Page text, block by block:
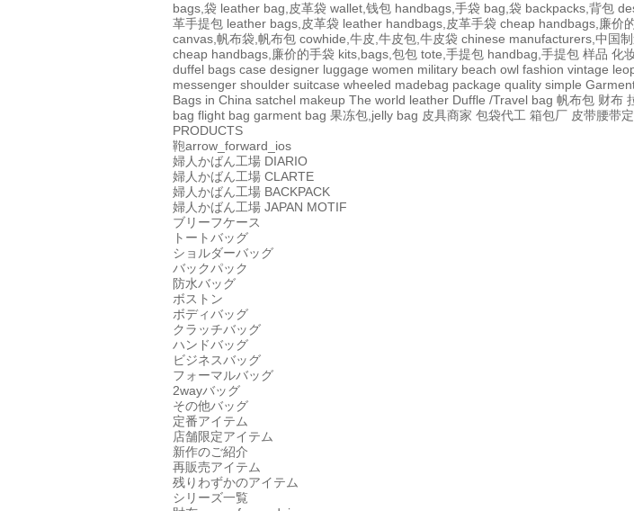
bags,袋 leather bag,皮革袋 wallet,钱包 handbags,手袋 bag,袋 backpacks,背包
革手提包 leather bags,皮革袋 leather handbags,皮革手袋 cheap handbags,廉价
canvas,帆布袋,帆布包 cowhide,牛皮,牛皮包,牛皮袋 chinese manufacturers,中国
cheap handbags,廉价的手袋 kits,bags,包包 tote,手提包 handbag,手提包 样品 化
duffel bags case designer luggage women military beach owl fashion vintage
messenger shoulder suitcase wheeled madebag package quality simple
Bags in China satchel makeup The world leather Duffle /Travel bag 帆布包 财布
bag flight bag garment bag 果冻包,jelly bag 皮具商家 包袋代工 箱包厂 皮带腰带
PRODUCTS
鞄arrow_forward_ios
婦人かばん工場 DIARIO
婦人かばん工場 CLARTE
婦人かばん工場 BACKPACK
婦人かばん工場 JAPAN MOTIF
ブリーフケース
トートバッグ
ショルダーバッグ
バックパック
防水バッグ
ボストン
ボディバッグ
クラッチバッグ
ハンドバッグ
ビジネスバッグ
フォーマルバッグ
2wayバッグ
その他バッグ
定番アイテム
店舗限定アイテム
新作のご紹介
再販売アイテム
残りわずかのアイテム
シリーズ一覧